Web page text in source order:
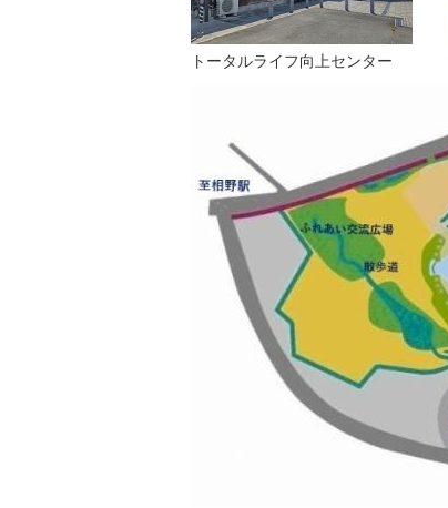
トータルライフ向上センター